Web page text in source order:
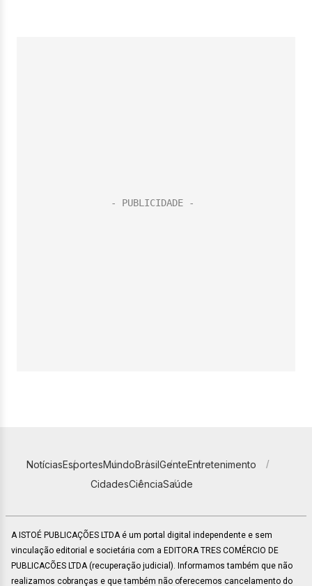
NotíciasEsportesMundoBrasilGenteEntretenimento
CidadesCiênciaSaúde
A ISTOÉ PUBLICAÇÕES LTDA é um portal digital independente e sem
vinculação editorial e societária com a EDITORA TRES COMÉRCIO DE
PUBLICACÕES LTDA (recuperação judicial). Informamos também que não
realizamos cobranças e que também não oferecemos cancelamento do